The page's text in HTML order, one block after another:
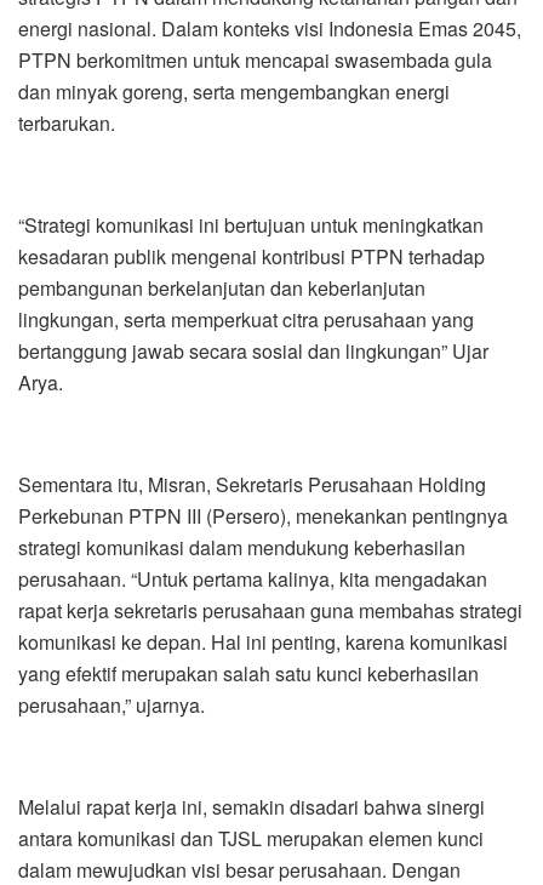
energi nasional. Dalam konteks visi Indonesia Emas 2045,
PTPN berkomitmen untuk mencapai swasembada gula
dan minyak goreng, serta mengembangkan energi
terbarukan.
“Strategi komunikasi ini bertujuan untuk meningkatkan
kesadaran publik mengenai kontribusi PTPN terhadap
pembangunan berkelanjutan dan keberlanjutan
lingkungan, serta memperkuat citra perusahaan yang
bertanggung jawab secara sosial dan lingkungan” Ujar
Arya.
Sementara itu, Misran, Sekretaris Perusahaan Holding
Perkebunan PTPN III (Persero), menekankan pentingnya
strategi komunikasi dalam mendukung keberhasilan
perusahaan. “Untuk pertama kalinya, kita mengadakan
rapat kerja sekretaris perusahaan guna membahas strategi
komunikasi ke depan. Hal ini penting, karena komunikasi
yang efektif merupakan salah satu kunci keberhasilan
perusahaan,” ujarnya.
Melalui rapat kerja ini, semakin disadari bahwa sinergi
antara komunikasi dan TJSL merupakan elemen kunci
dalam mewujudkan visi besar perusahaan. Dengan